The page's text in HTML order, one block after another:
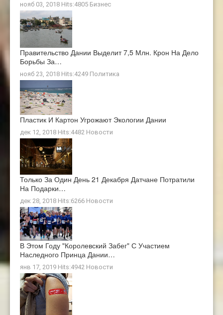
нояб 03, 2018 Hits:4805 Бизнес
Правительство Дании Выделит 7,5 Млн. Крон На Дело
Борьбы За…
нояб 23, 2018 Hits:4249 Политика
Пластик И Картон Угрожают Экологии Дании
дек 12, 2018 Hits:4482 Новости
Только За Один День 21 Декабря Датчане Потратили
На Подарки…
дек 28, 2018 Hits:6266 Новости
В Этом Году "Королевский Забег" С Участием
Наследного Принца Дании…
янв 17, 2019 Hits:4942 Новости